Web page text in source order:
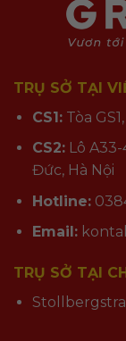
TRỤ SỞ TẠI
CS1:Tòa
CS2:Lô A33-
Đức, Hà Nội
Hotline:
Email:
TRỤ SỞ TẠI